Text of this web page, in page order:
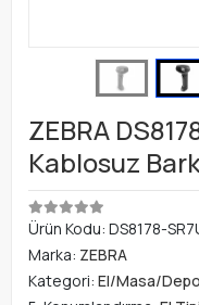
ZEBRA
Kablosuz
Ürün Kodu: DS8178-
Marka: ZEBRA
Kategori: El/Masa/